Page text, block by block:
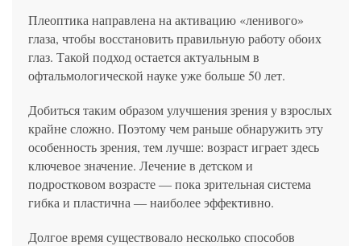
Плеоптика направлена на активацию «ленивого»
глаза, чтобы восстановить правильную работу обоих
глаз. Такой подход остается актуальным в
офтальмологической науке уже больше 50 лет.
Добиться таким образом улучшения зрения у взрослых
крайне сложно. Поэтому чем раньше обнаружить эту
особенность зрения, тем лучше: возраст играет здесь
ключевое значение. Лечение в детском и
подростковом возрасте ― пока зрительная система
гибка и пластична ― наиболее эффективно.
Долгое время существовало несколько способов